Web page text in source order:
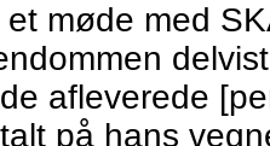
møde med
afleverede
på hans